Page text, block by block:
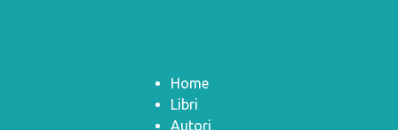
Home
Libri
Autori